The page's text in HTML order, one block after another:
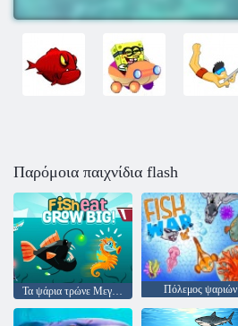
Παρόμοια παιχνίδια flash
Τα ψάρια τρώνε Μεγαλώστε! Πόλεμος ψαριών